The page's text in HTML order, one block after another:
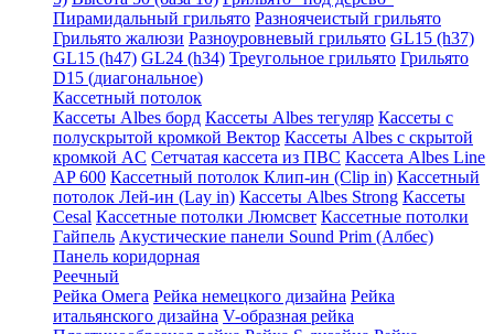
Пирамидальный грильято Разноячеистый грильято
Грильято жалюзи Разноуровневый грильято GL15 (h37)
GL15 (h47) GL24 (h34) Треугольное грильято Грильято
D15 (диагональное)
Кассетный потолок
Кассеты Albes борд Кассеты Albes тегуляр Кассеты с
полускрытой кромкой Вектор Кассеты Albes с скрытой
кромкой AC Сетчатая кассета из ПВС Кассета Albes Line
AP 600 Кассетный потолок Клип-ин (Clip in) Кассетный
потолок Лей-ин (Lay in) Кассеты Albes Strong Кассеты
Cesal Кассетные потолки Люмсвет Кассетные потолки
Гайпель Акустические панели Sound Prim (Албес)
Панель коридорная
Реечный
Рейка Омега Рейка немецкого дизайна Рейка
итальянского дизайна V-образная рейка